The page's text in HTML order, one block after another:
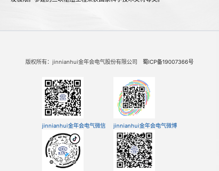
发电效率世界第一的世界首台超高参数630℃1000兆瓦超超临界二次再热
自主研制的“华龙一号”全球首套汽轮发电机组核蒸汽冲转成功，全面
具备“华龙一号”“国和一号”核岛、常规岛主设备研制能力，主要性能指标
达到世界领先水平。完成第四代核电示范快堆核岛主设备研制，国家原子
能机构发来贺信“示范快堆蒸汽发生器成功研制，是我国核能事业又一重要
里程碑进展，为建造大型钠冷快堆、构建先进核燃料闭式循环体系迈出更
坚实的一步”。承制世界最大单机容量1750兆瓦三代核电机组主设备，在
台山核电站投入商业运行。先后获得全国首张核蒸汽供应系统设备制造许
可证、装备制造企业首张核1级设备（蒸汽发生器）设计许可证，核设计能
版权所有：jinnianhui金年会电气股份有限公司 蜀ICP备19007366号
jinnianhui金年会电气微信 jinnianhui金年会电气微博